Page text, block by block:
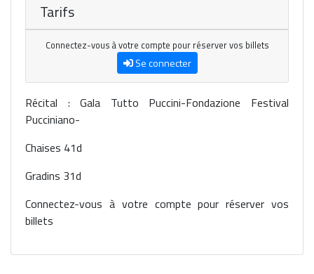
Tarifs
Connectez-vous à votre compte pour réserver vos billets
Se connecter
Récital : Gala Tutto Puccini-Fondazione Festival
Pucciniano-
Chaises 41d
Gradins 31d
Connectez-vous à votre compte pour réserver vos
billets